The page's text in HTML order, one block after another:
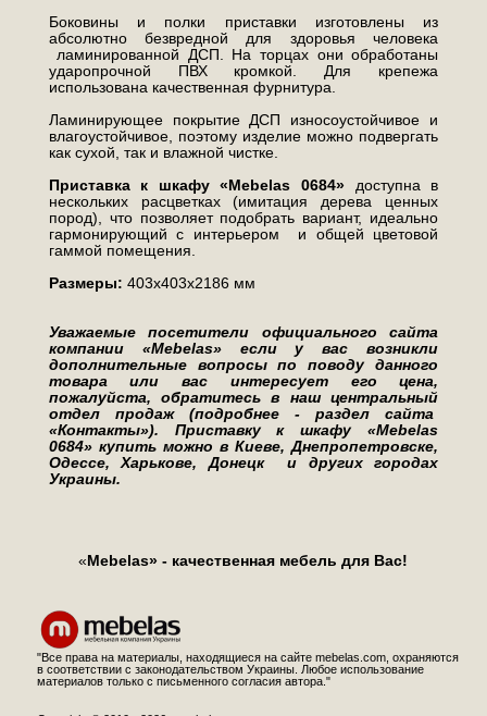
Боковины и полки приставки изготовлены из
абсолютно безвредной для здоровья человека
ламинированной ДСП. На торцах они обработаны
ударопрочной ПВХ кромкой. Для крепежа
использована качественная фурнитура.
Ламинирующее покрытие ДСП износоустойчивое и
влагоустойчивое, поэтому изделие можно подвергать
как сухой, так и влажной чистке.
Приставка к шкафу «Mebelas 0684» доступна в
нескольких расцветках (имитация дерева ценных
пород), что позволяет подобрать вариант, идеально
гармонирующий с интерьером и общей цветовой
гаммой помещения.
Размеры: 403х403х2186 мм
Уважаемые посетители официального сайта
компании «Mebelas» если у вас возникли
дополнительные вопросы по поводу данного
товара или вас интересует его цена,
пожалуйста, обратитесь в наш центральный
отдел продаж (подробнее - раздел сайта
«Контакты»). Приставку к шкафу «Mebelas
0684» купить можно в Киеве, Днепропетровске,
Одессе, Харькове, Донецк и других городах
Украины.
«Mebelas» - качественная мебель для Вас!
"Все права на материалы, находящиеся на сайте mebelas.com, охраняются
в соответствии с законодательством Украины. Любое использование
материалов только с письменного согласия автора."